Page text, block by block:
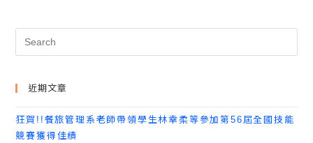
近期文章
狂賀!!餐旅管理系老師帶領學生林幸柔等參加第56屆全國技能
競賽獲得佳績